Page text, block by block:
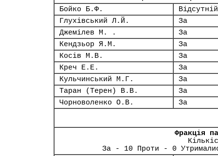
Бойко Б.Ф.
Відсутній
Глухівський Л.Й.
За
Джемілев М. .
За
Кендзьор Я.М.
За
Косів М.В.
За
Креч Е.Е.
За
Кульчинський М.Г.
За
Таран (Терен) В.В.
За
Чорноволенко О.В.
За
Фракція
За - 10 Проти - 0